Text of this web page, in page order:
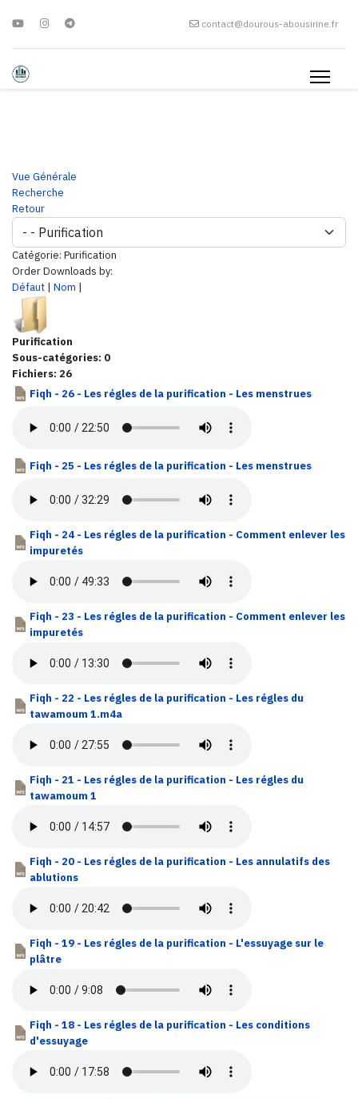
contact@dourous-abousirine.fr
Vue Générale
Recherche
Retour
Catégorie: Purification
Order Downloads by:
Défaut | Nom |
Purification
Sous-catégories: 0
Fichiers: 26
Fiqh - 26 - Les régles de la purification - Les menstrues
Fiqh - 25 - Les régles de la purification - Les menstrues
Fiqh - 24 - Les régles de la purification - Comment enlever les
impuretés
Fiqh - 23 - Les régles de la purification - Comment enlever les
impuretés
Fiqh - 22 - Les régles de la purification - Les régles du
tawamoum 1.m4a
Fiqh - 21 - Les régles de la purification - Les régles du
tawamoum 1
Fiqh - 20 - Les régles de la purification - Les annulatifs des
ablutions
Fiqh - 19 - Les régles de la purification - L'essuyage sur le
plâtre
Fiqh - 18 - Les régles de la purification - Les conditions
d'essuyage